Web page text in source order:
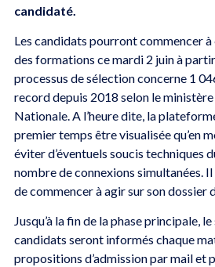
candidaté.
Les candidats pourront commencer
des formations ce mardi 2 juin à
processus de sélection concerne 1
record depuis 2018 selon le ministère
Nationale. A l’heure dite, la
premier temps être visualisée qu’en
éviter d’éventuels soucis techniques
nombre de connexions simultanées.
de commencer à agir sur son dossier
Jusqu’à la fin de la phase principale,
candidats seront informés chaque
propositions d’admission par mail et